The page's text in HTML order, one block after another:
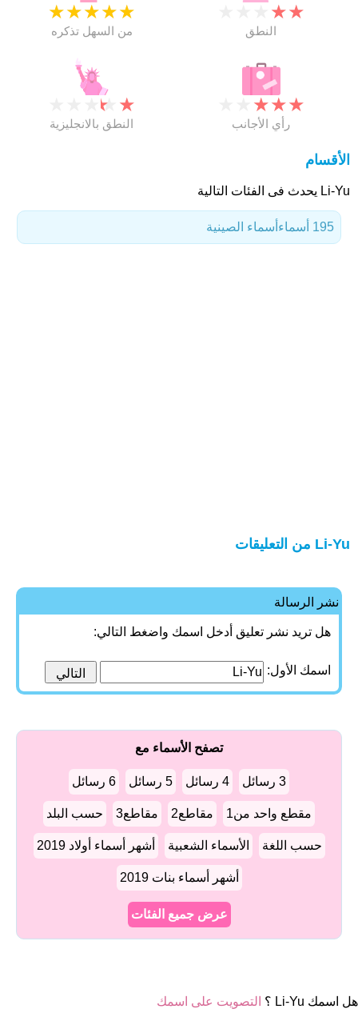
★
★
★
★
★
من السهل تذكره
★
★
النطق
★
★
النطق بالانجليزية
★
★
★
رأي الأجانب
الأقسام
Li-Yu يحدث فى الفئات التالية
أسماء الصينية 195 أسماء
Li-Yu من التعليقات
نشر الرسالة
هل تريد نشر تعليق أدخل اسمك واضغط التالي:
اسمك الأول:
تصفح الأسماء مع
3 رسائل 4 رسائل 5 رسائل 6 رسائل
مقطع واحد من1 مقاطع2 مقاطع3 حسب البلد
حسب اللغة الأسماء الشعبية أشهر أسماء أولاد 2019
أشهر أسماء بنات 2019
عرض جميع الفئات
هل اسمك Li-Yu ؟ التصويت على اسمك